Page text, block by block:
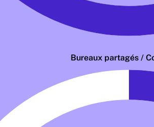
Bureaux partagés /